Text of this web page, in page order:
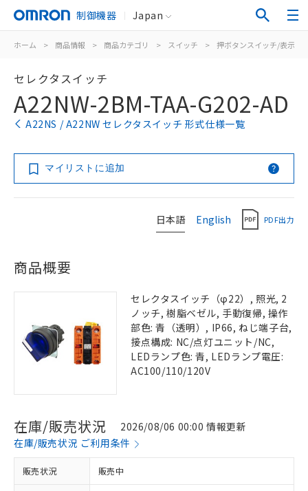
制御機器 Japan
ホーム > 商品情報 > 商品カテゴリ > スイッチ > 押ボタンスイッチ/表示灯
セレクタスイッチ
A22NW-2BM-TAA-G202-AD
A22NS / A22NW セレクタスイッチ 形式仕様一覧
マイリストに追加
日本語 English PDF出力
商品概要
セレクタスイッチ（φ22）, 照光, 2
ノッチ, 樹脂ベゼル, 手動復帰, 操作
部色: 青（透明）, IP66, ねじ端子台,
接点構成: NC/点灯ユニット/NC,
LEDランプ色: 青, LEDランプ電圧:
AC100/110/120V
在庫/販売状況
2026/08/06 00:00 情報更新
在庫/販売状況 ご利用条件
販売状況 販売中